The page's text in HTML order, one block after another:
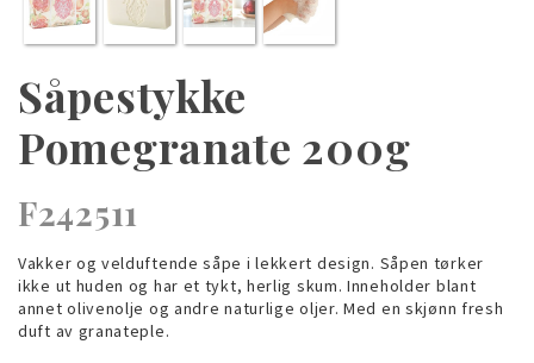
Såpestykke
Pomegranate 200g
F242511
Vakker og velduftende såpe i lekkert design. Såpen tørker
ikke ut huden og har et tykt, herlig skum. Inneholder blant
annet olivenolje og andre naturlige oljer. Med en skjønn fresh
duft av granateple.